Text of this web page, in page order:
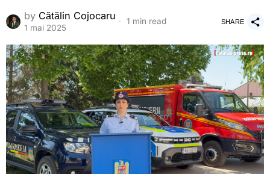
by Cătălin Cojocaru
1 mai 2025
1 min read SHARE